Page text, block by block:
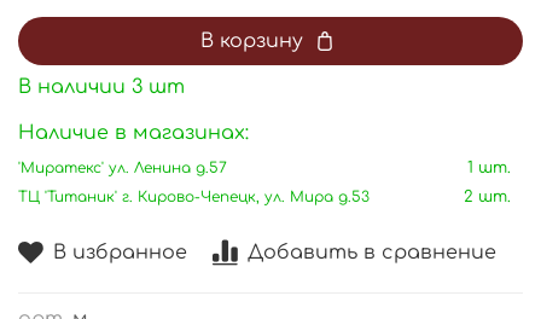
В избранное Добавить в сравнение
В корзину
В наличии 3 шт
Наличие в магазинах:
'Миратекс' ул. Ленина д.57
1 шт.
ТЦ 'Титаник' г. Кирово-Чепецк, ул. Мира д.53
2 шт.